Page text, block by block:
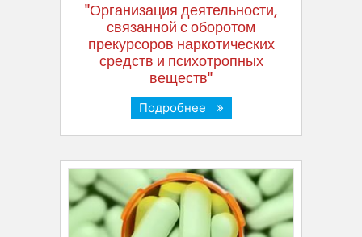
"Организация деятельности,
связанной с оборотом
прекурсоров наркотических
средств и психотропных
веществ"
Подробнее